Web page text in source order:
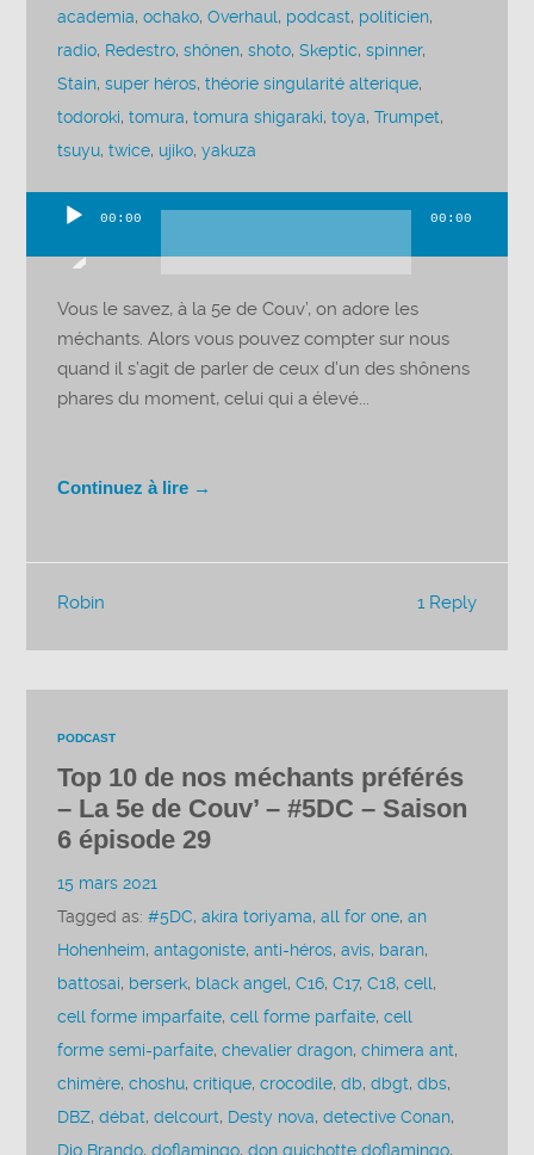
academia,ochako,Overhaul, podcast, politicien,
radio, Redestro,shônen,shoto,Skeptic,spinner,
Stain,super héros,théorie singularité alterique,
todoroki,tomura,tomura shigaraki,toya,Trumpet,
tsuyu,twice, ujiko,yakuza
audio
00:00 00:00
Vous le savez, à la 5e de Couv’, on adore les
méchants. Alors vous pouvez compter sur nous
quand il s’agit de parler de ceux d’un des shônens
phares du moment, celui qui a élevé...
Continuez à lire →
1 Reply
Robin
PODCAST
Top 10 de nos méchants préférés
– La 5e de Couv’ – #5DC – Saison
6 épisode 29
15 mars 2021
Tagged as:#5DC,akira toriyama,all for one,an
Hohenheim,antagoniste,anti-héros,avis, baran,
battosai, berserk, black angel,C16,C17,C18,cell,
cell forme imparfaite,cell forme parfaite,cell
forme semi-parfaite,chevalier dragon,chimera ant,
chimère,choshu,critique,crocodile,db,dbgt,dbs,
DBZ,débat,delcourt, Desty nova,detective Conan,
Dio Brando,doflamingo,don quichotte doflamingo,